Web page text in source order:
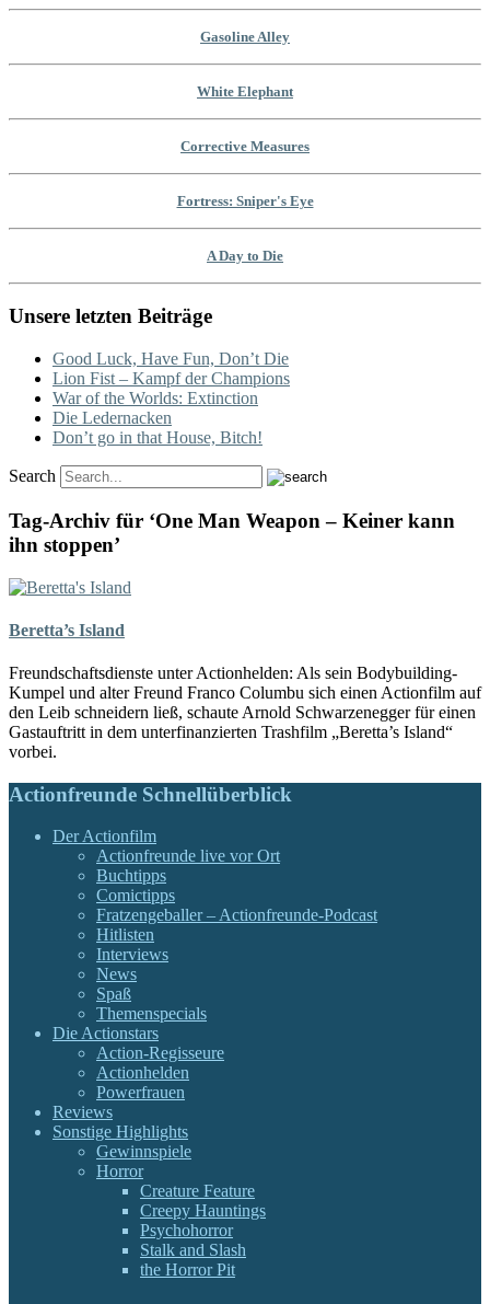
Gasoline Alley
White Elephant
Corrective Measures
Fortress: Sniper's Eye
A Day to Die
Unsere letzten Beiträge
Good Luck, Have Fun, Don’t Die
Lion Fist – Kampf der Champions
War of the Worlds: Extinction
Die Ledernacken
Don’t go in that House, Bitch!
Search
Tag-Archiv für ‘One Man Weapon – Keiner kann
ihn stoppen’
Beretta’s Island
Freundschaftsdienste unter Actionhelden: Als sein Bodybuilding-
Kumpel und alter Freund Franco Columbu sich einen Actionfilm auf
den Leib schneidern ließ, schaute Arnold Schwarzenegger für einen
Gastauftritt in dem unterfinanzierten Trashfilm „Beretta’s Island“
vorbei.
Actionfreunde Schnellüberblick
Der Actionfilm
Actionfreunde live vor Ort
Buchtipps
Comictipps
Fratzengeballer – Actionfreunde-Podcast
Hitlisten
Interviews
News
Spaß
Themenspecials
Die Actionstars
Action-Regisseure
Actionhelden
Powerfrauen
Reviews
Sonstige Highlights
Gewinnspiele
Horror
Creature Feature
Creepy Hauntings
Psychohorror
Stalk and Slash
the Horror Pit